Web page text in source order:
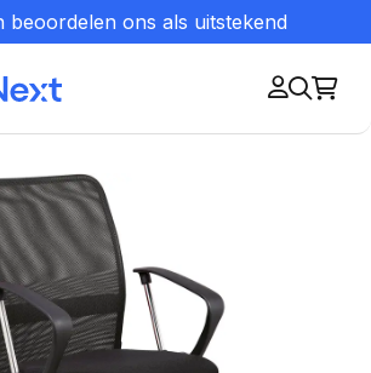
beoordelen ons als uitstekend